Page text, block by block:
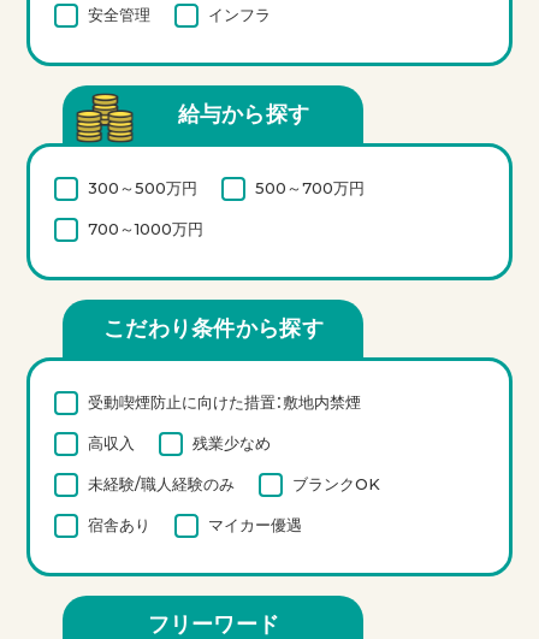
安全管理 インフラ
給与から探す
300～500万円 500～700万円
700～1000万円
こだわり条件から探す
受動喫煙防止に向けた措置：敷地内禁煙
高収入 残業少なめ
未経験/職人経験のみ ブランクOK
宿舎あり マイカー優遇
フリーワード